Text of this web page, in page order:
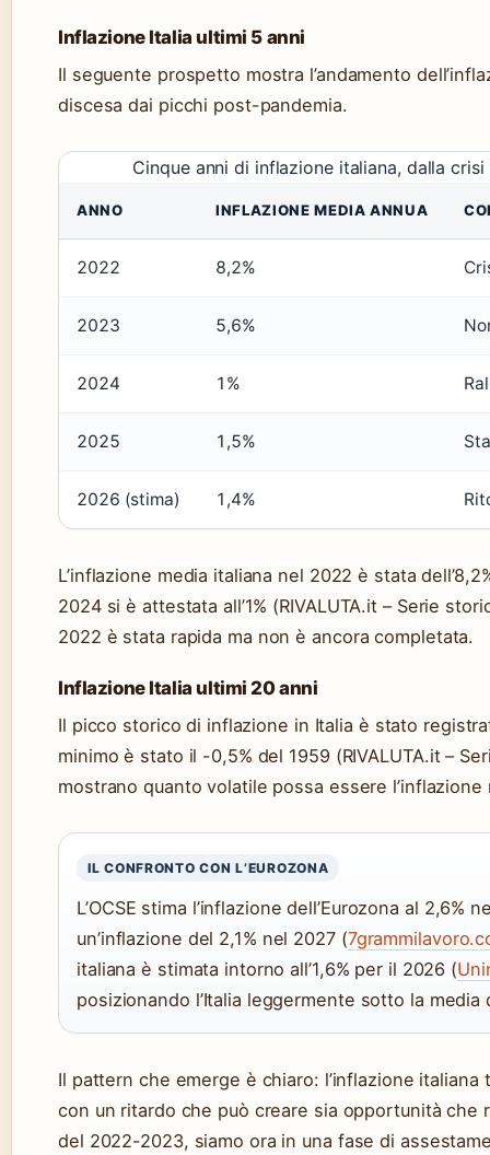
Inflazione Italia ultimi 5 anni
Il seguente prospetto mostra l’andamento
discesa dai picchi post-pandemia.
Cinque anni di inflazione italiana, dalla
ANNO INFLAZIONE MEDIA ANNUA
2022 8,2%
2023 5,6%
2024 1%
2025 1,5%
2026 (stima) 1,4%
L’inflazione media italiana nel 2022 è stata
2024 si è attestata all’1% (RIVALUTA.it – Serie
2022 è stata rapida ma non è ancora completata.
Inflazione Italia ultimi 20 anni
Il picco storico di inflazione in Italia è stato
minimo è stato il -0,5% del 1959 (RIVALUTA.it –
mostrano quanto volatile possa essere
IL CONFRONTO CON L’EUROZONA
L’OCSE stima l’inflazione dell’Eurozona al 2,6%
un’inflazione del 2,1% nel 2027 (
italiana è stimata intorno all’1,6% per il 2026 (
posizionando l’Italia leggermente sotto la media
Il pattern che emerge è chiaro: l’inflazione italiana
con un ritardo che può creare sia opportunità
del 2022-2023, siamo ora in una fase di